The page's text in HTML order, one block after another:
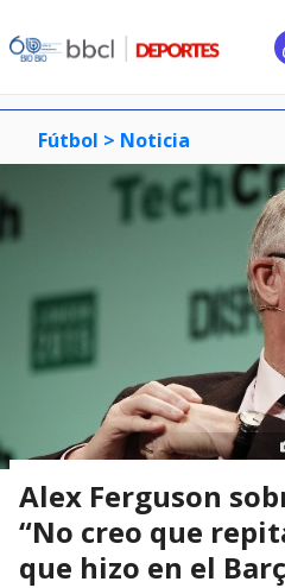
Fútbol > Noticia
Alex Ferguson
“No creo que
que hizo en el